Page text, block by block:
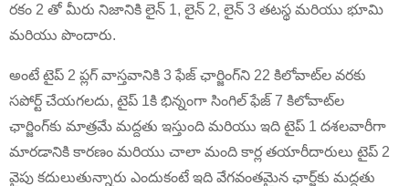
రకం 2 తో మీరు నిజానికి లైన్ 1, లైన్ 2, లైన్ 3 తటస్థ మరియు భూమి
మరియు పొందారు.
అంటే టైప్ 2 ప్లగ్ వాస్తవానికి 3 ఫేజ్ ఛార్జింగ్‌ని 22 కిలోవాట్‌ల వరకు
సపోర్ట్ చేయగలదు, టైప్ 1కి భిన్నంగా సింగిల్ ఫేజ్ 7 కిలోవాట్‌ల
ఛార్జింగ్‌కు మాత్రమే మద్దతు ఇస్తుంది మరియు ఇది టైప్ 1 దశలవారీగా
మారడానికి కారణం మరియు చాలా మంది కార్ల తయారీదారులు టైప్ 2
వైపు కదులుతున్నారు ఎందుకంటే ఇది వేగవంతమైన ఛార్జ్‌కు మద్దతు